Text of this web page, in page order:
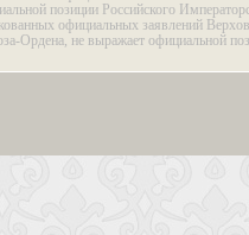
позиции Российского
официальных заявлений
Ордена, не выражает официальной